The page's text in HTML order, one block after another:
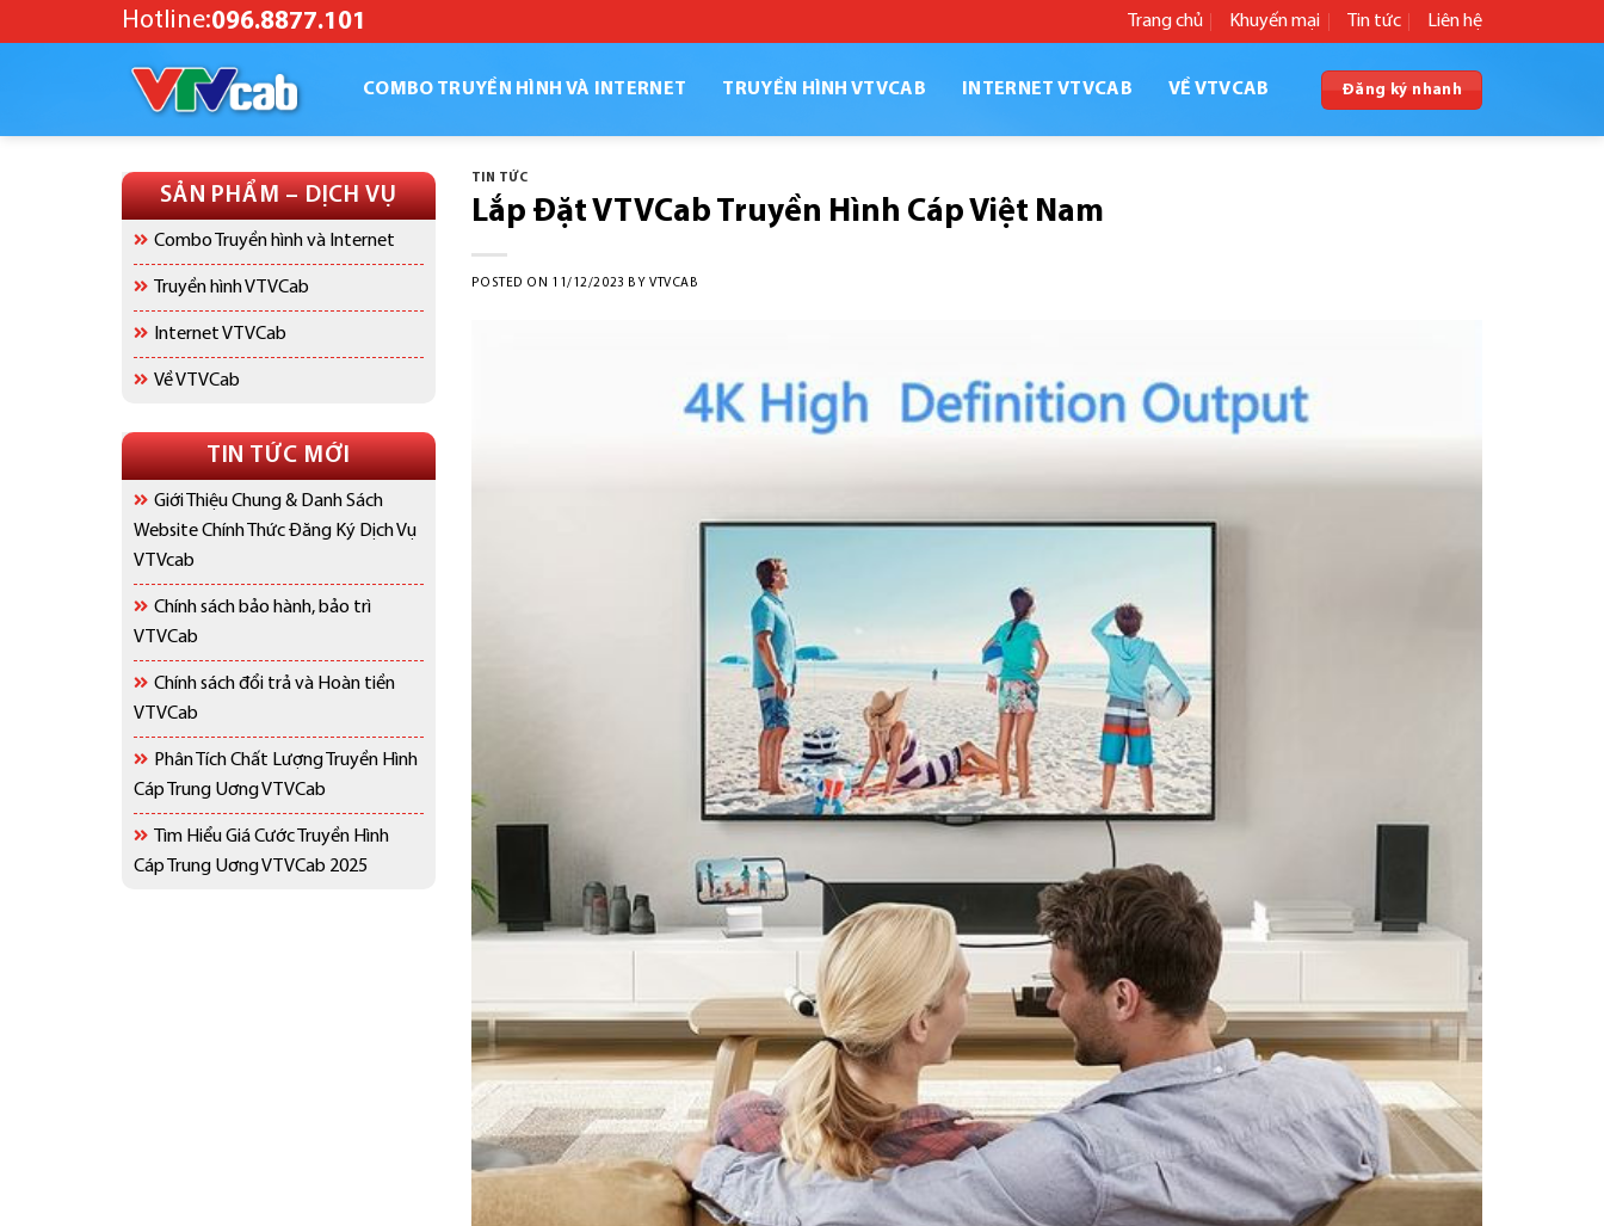
to
Hotline:096.8877.101 Trang chủ Khuyến mại Tin tức Liên hệ
COMBO TRUYỀN HÌNH VÀ INTERNET TRUYỀN HÌNH VTVCAB INTERNET VTVCAB VỀ VTVCAB Đăng ký nhanh
SẢN PHẨM – DỊCH VỤ
Combo Truyền hình và Internet
Truyền hình VTVCab
Internet VTVCab
Về VTVCab
TIN TỨC MỚI
Giới Thiệu Chung & Danh Sách
Website Chính Thức Đăng Ký Dịch Vụ
VTVcab
Chính sách bảo hành, bảo trì
VTVCab
Chính sách đổi trả và Hoàn tiền
VTVCab
Phân Tích Chất Lượng Truyền Hình
Cáp Trung Uơng VTVCab
Tìm Hiểu Giá Cước Truyền Hình
Cáp Trung Uơng VTVCab 2025
TIN TỨC
Lắp Đặt VTVCab Truyền Hình Cáp Việt Nam
POSTED ON 11/12/2023 BY VTVCAB